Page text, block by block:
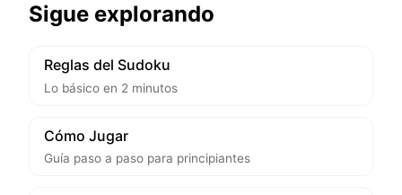
Sigue explorando
Reglas del Sudoku
Lo básico en 2 minutos
Cómo Jugar
Guía paso a paso para principiantes